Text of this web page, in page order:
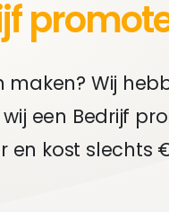
Wij
een Bedrijf
en kost slechts